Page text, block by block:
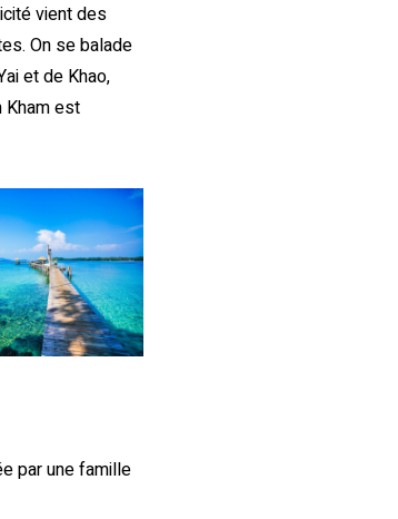
vient des
On se balade
et de Khao,
Kham est
par une famille